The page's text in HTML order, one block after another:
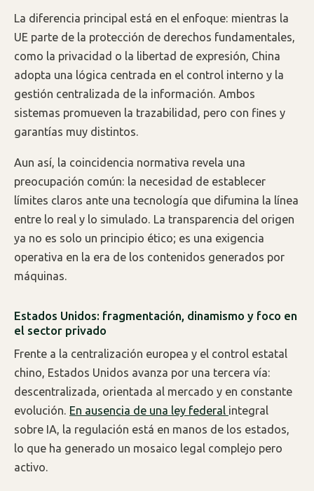
La diferencia principal está en el enfoque: mientras la
UE parte de la protección de derechos fundamentales,
como la privacidad o la libertad de expresión, China
adopta una lógica centrada en el control interno y la
gestión centralizada de la información. Ambos
sistemas promueven la trazabilidad, pero con fines y
garantías muy distintos.
Aun así, la coincidencia normativa revela una
preocupación común: la necesidad de establecer
límites claros ante una tecnología que difumina la línea
entre lo real y lo simulado. La transparencia del origen
ya no es solo un principio ético; es una exigencia
operativa en la era de los contenidos generados por
máquinas.
Estados Unidos: fragmentación, dinamismo y foco en
el sector privado
Frente a la centralización europea y el control estatal
chino, Estados Unidos avanza por una tercera vía:
descentralizada, orientada al mercado y en constante
evolución. En ausencia de una ley federal integral
sobre IA, la regulación está en manos de los estados,
lo que ha generado un mosaico legal complejo pero
activo.